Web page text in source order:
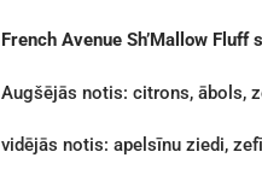
French Avenue Sh’Mallow Fluff
Augšējās notis: citrons, ābols,
vidējās notis: apelsīnu ziedi,